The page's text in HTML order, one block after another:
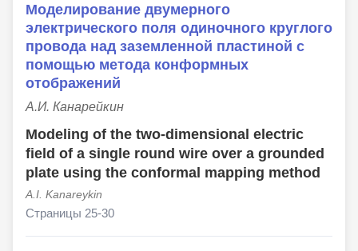
Моделирование двумерного
электрического поля одиночного круглого
провода над заземленной пластиной с
помощью метода конформных
отображений
А.И. Канарейкин
Modeling of the two-dimensional electric
field of a single round wire over a grounded
plate using the conformal mapping method
A.I. Kanareykin
Страницы 25-30